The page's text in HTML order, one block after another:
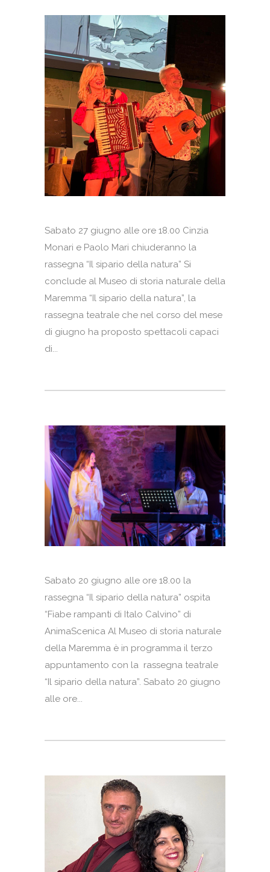
Sabato 27 giugno alle ore 18.00 Cinzia
Monari e Paolo Mari chiuderanno la
rassegna “Il sipario della natura” Si
conclude al Museo di storia naturale della
Maremma “Il sipario della natura”, la
rassegna teatrale che nel corso del mese
di giugno ha proposto spettacoli capaci
di...
Sabato 20 giugno alle ore 18.00 la
rassegna “Il sipario della natura” ospita
“Fiabe rampanti di Italo Calvino” di
AnimaScenica Al Museo di storia naturale
della Maremma è in programma il terzo
appuntamento con la rassegna teatrale
“Il sipario della natura”. Sabato 20 giugno
alle ore...